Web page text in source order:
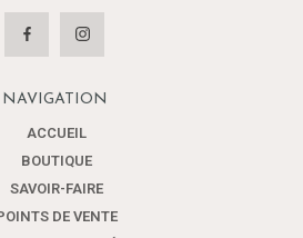
NAVIGATION
ACCUEIL
BOUTIQUE
SAVOIR-FAIRE
DE VENTE